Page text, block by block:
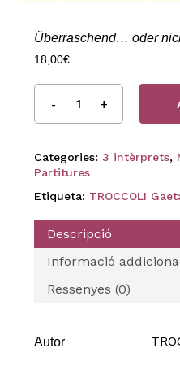
Überraschend… oder
18,00€
Categories: 3 intèrprets,
Partitures
Etiqueta: TROCCOLI
Descripció
Informació
Ressenyes (0)
Autor